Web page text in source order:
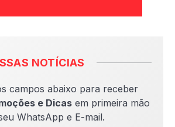
NOTÍCIAS
campos abaixo para receber
e Dicasem primeira mão
WhatsApp e E-mail.